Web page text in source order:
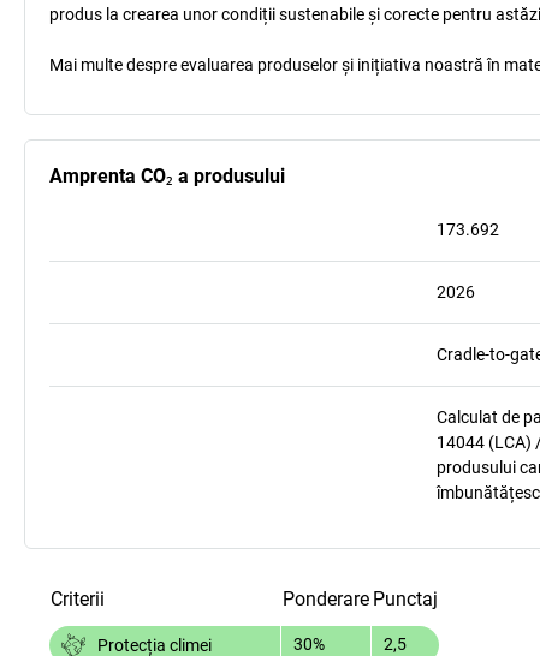
produs la crearea unor condiții sustenabile și corecte pentru
Mai multe despre evaluarea produselor și inițiativa noastră în
Amprenta CO₂ a produsului
173.692
2026
Cradle-to-
Calculat de
14044 (LCA)
produsului
Criterii Ponderare Punctaj
Protecția climei 30% 2,5